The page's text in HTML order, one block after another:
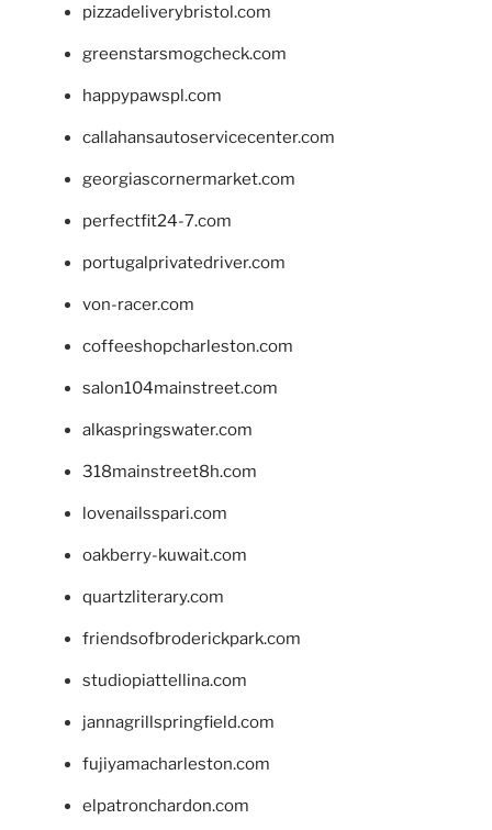
pizzadeliverybristol.com
greenstarsmogcheck.com
happypawspl.com
callahansautoservicecenter.com
georgiascornermarket.com
perfectfit24-7.com
portugalprivatedriver.com
von-racer.com
coffeeshopcharleston.com
salon104mainstreet.com
alkaspringswater.com
318mainstreet8h.com
lovenailsspari.com
oakberry-kuwait.com
quartzliterary.com
friendsofbroderickpark.com
studiopiattellina.com
jannagrillspringfield.com
fujiyamacharleston.com
elpatronchardon.com